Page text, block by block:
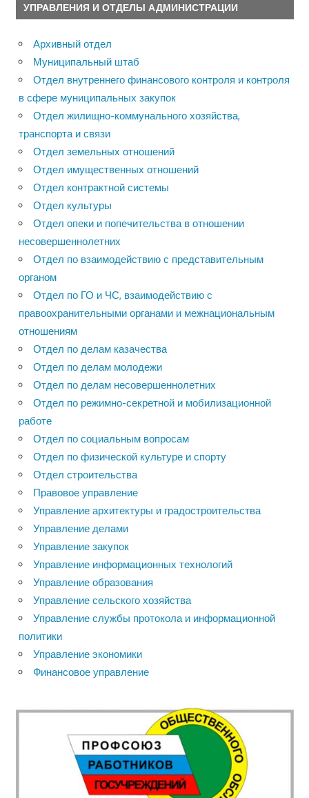
УПРАВЛЕНИЯ И ОТДЕЛЫ АДМИНИСТРАЦИИ
Архивный отдел
Муниципальный штаб
Отдел внутреннего финансового контроля и контроля
в сфере муниципальных закупок
Отдел жилищно-коммунального хозяйства,
транспорта и связи
Отдел земельных отношений
Отдел имущественных отношений
Отдел контрактной системы
Отдел культуры
Отдел опеки и попечительства в отношении
несовершеннолетних
Отдел по взаимодействию с представительным
органом
Отдел по ГО и ЧС, взаимодействию с
правоохранительными органами и межнациональным
отношениям
Отдел по делам казачества
Отдел по делам молодежи
Отдел по делам несовершеннолетних
Отдел по режимно-секретной и мобилизационной
работе
Отдел по социальным вопросам
Отдел по физической культуре и спорту
Отдел строительства
Правовое управление
Управление архитектуры и градостроительства
Управление делами
Управление закупок
Управление информационных технологий
Управление образования
Управление сельского хозяйства
Управление службы протокола и информационной
политики
Управление экономики
Финансовое управление